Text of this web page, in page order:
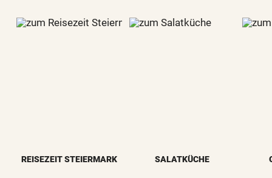
REISEZEIT STEIERMARK SALATKÜCHE